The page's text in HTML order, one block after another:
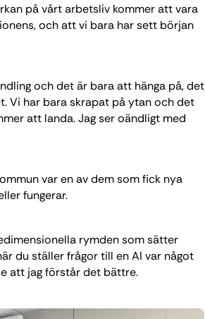
på vårt arbetsliv kommer att vara
och att vi bara har sett början
och det är bara att hänga på, det
Vi har bara skrapat på ytan och det
att landa. Jag ser oändligt med
var en av dem som fick nya
fungerar.
rymden som sätter
du ställer frågor till en AI var något
att jag förstår det bättre.